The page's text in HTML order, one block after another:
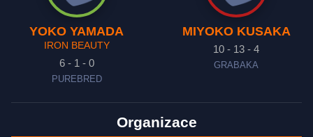
YOKO YAMADA
IRON BEAUTY
6 - 1 - 0
PUREBRED
MIYOKO KUSAKA
10 - 13 - 4
GRABAKA
Organizace